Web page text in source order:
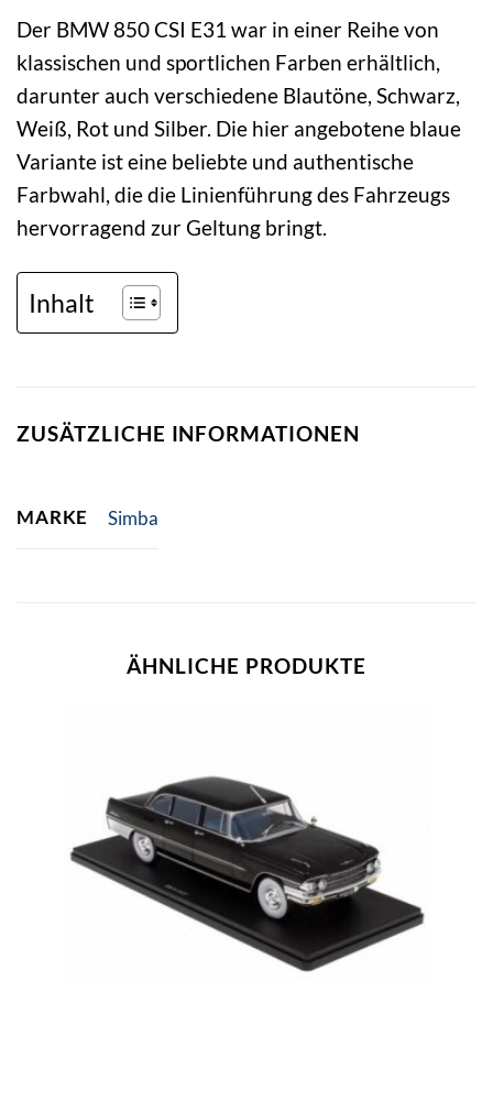
Der BMW 850 CSI E31 war in einer Reihe von
klassischen und sportlichen Farben erhältlich,
darunter auch verschiedene Blautöne, Schwarz,
Weiß, Rot und Silber. Die hier angebotene blaue
Variante ist eine beliebte und authentische
Farbwahl, die die Linienführung des Fahrzeugs
hervorragend zur Geltung bringt.
Inhalt
ZUSÄTZLICHE INFORMATIONEN
MARKE Simba
ÄHNLICHE PRODUKTE